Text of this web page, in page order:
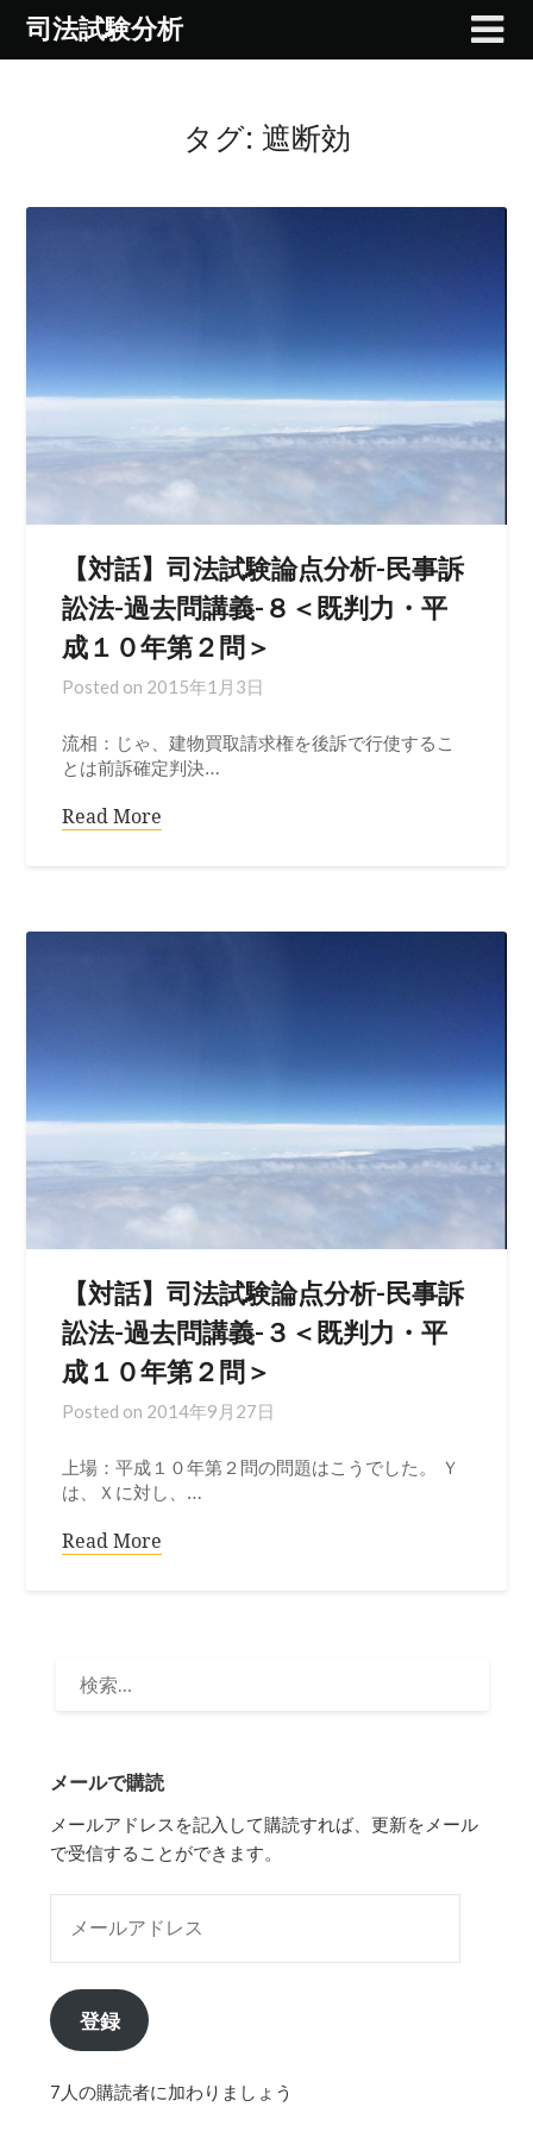
Skip司法試験分析
タグ: 遮断効
【対話】司法試験論点分析-民事訴
訟法-過去問講義-８＜既判力・平
成１０年第２問＞
Posted on 2015年1月3日
流相：じゃ、建物買取請求権を後訴で行使するこ
とは前訴確定判決…
Read More
【対話】司法試験論点分析-民事訴
訟法-過去問講義-３＜既判力・平
成１０年第２問＞
Posted on 2014年9月27日
上場：平成１０年第２問の問題はこうでした。 Ｙ
は、Ｘに対し、…
Read More
メールで購読
メールアドレスを記入して購読すれば、更新をメール
で受信することができます。
登録
7人の購読者に加わりましょう